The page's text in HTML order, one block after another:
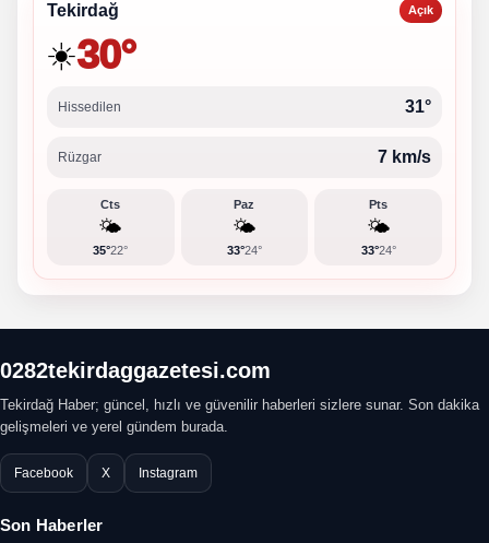
Tekirdağ Açık
☀️30°
Hissedilen 31°
Rüzgar 7 km/s
Cts
🌤️
35°22°
Paz
🌤️
33°24°
Pts
🌤️
33°24°
0282tekirdaggazetesi.com
Tekirdağ Haber; güncel, hızlı ve güvenilir haberleri sizlere sunar. Son dakika
gelişmeleri ve yerel gündem burada.
Facebook X Instagram
Son Haberler